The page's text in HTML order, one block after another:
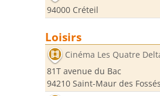
94000 Créteil
Loisirs
Cinéma Les Quatre
81T avenue du Bac
94210 Saint-Maur des Fossés